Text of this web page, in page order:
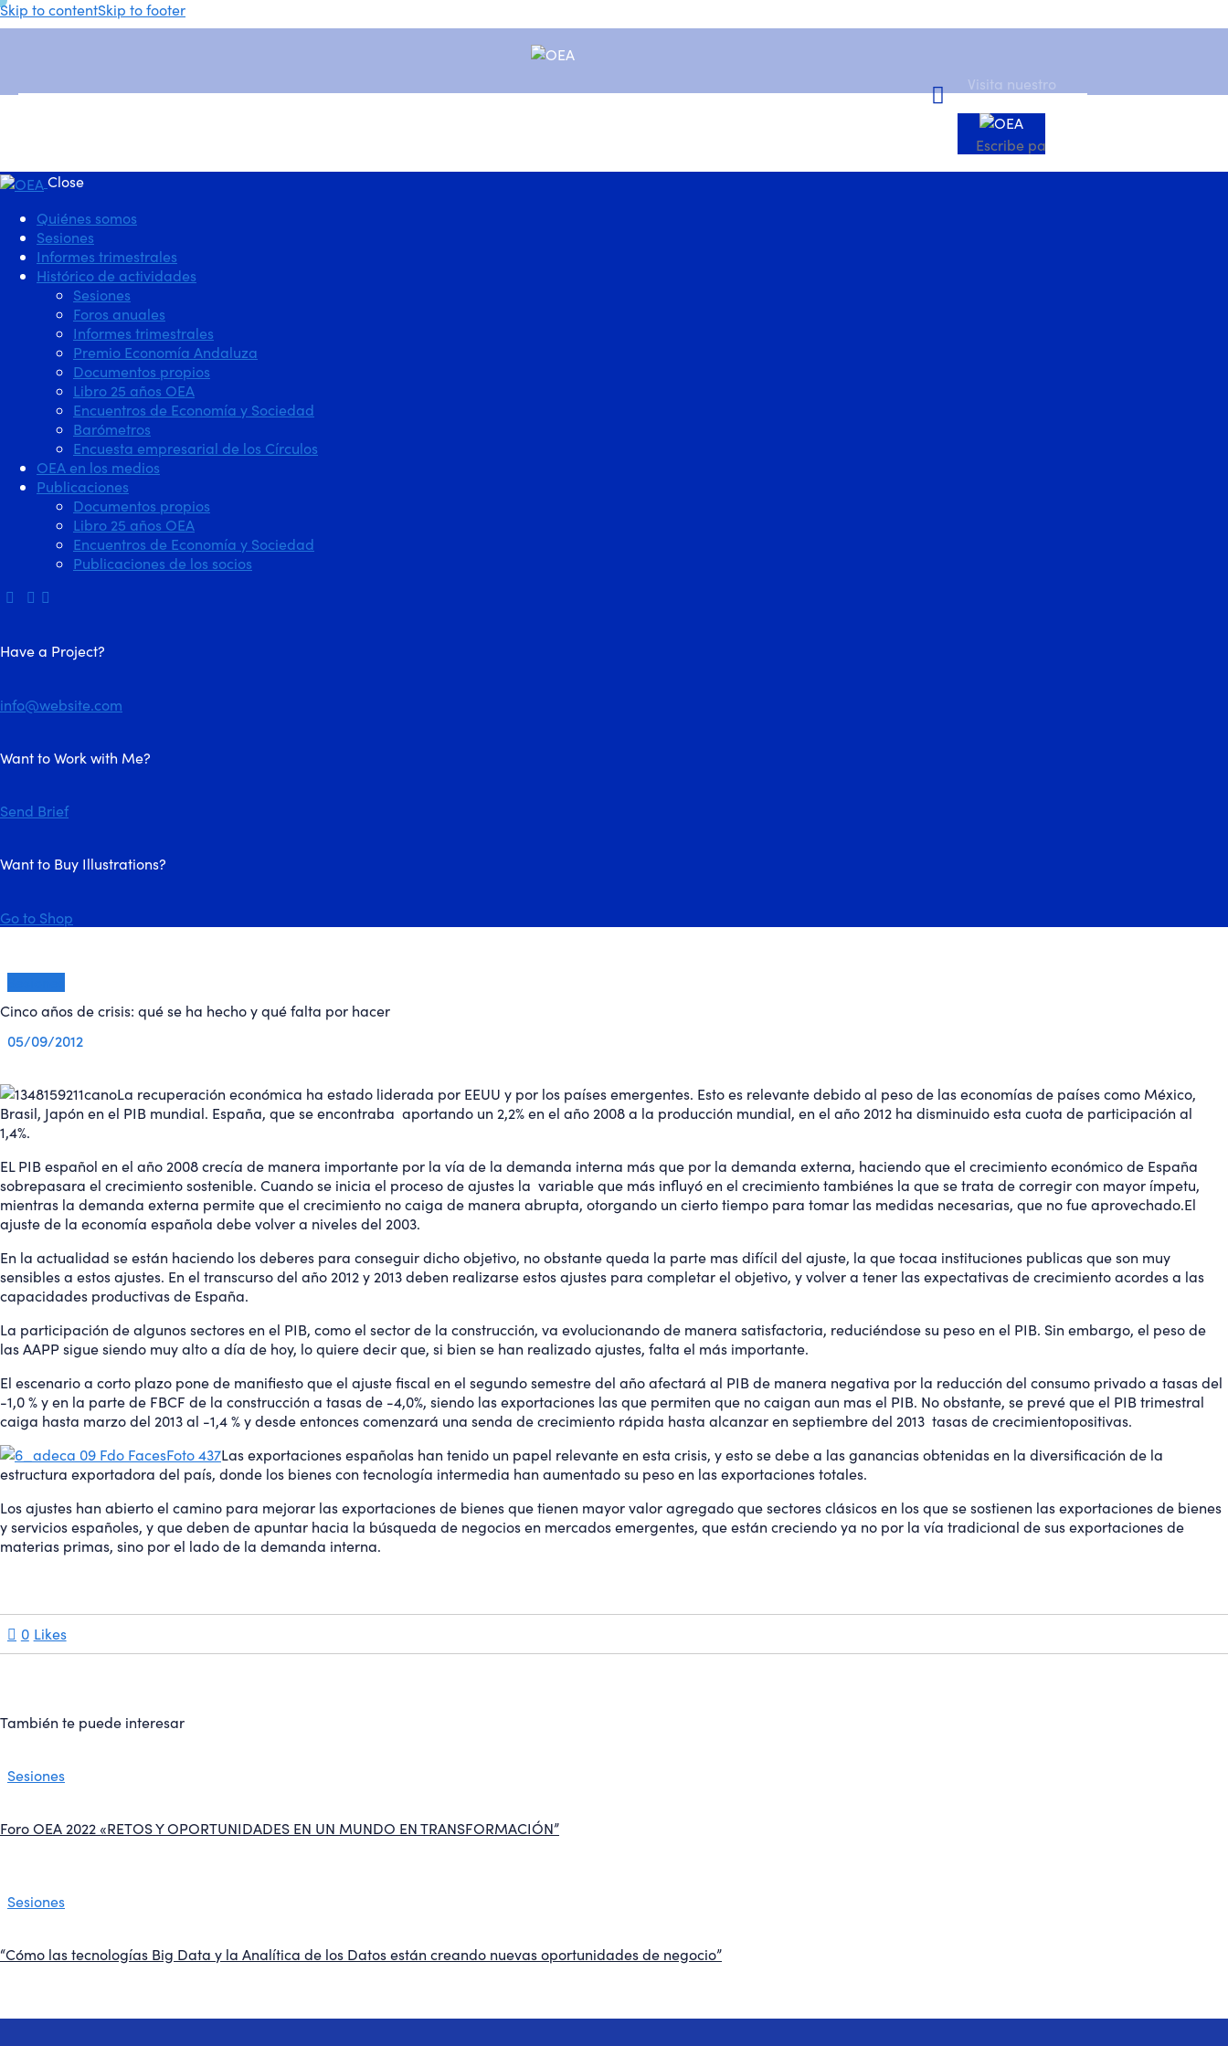
Skip to contentSkip to footer
Visita nuestro
Close
Quiénes somos
Sesiones
Informes trimestrales
Histórico de actividades
Sesiones
Foros anuales
Informes trimestrales
Premio Economía Andaluza
Documentos propios
Libro 25 años OEA
Encuentros de Economía y Sociedad
Barómetros
Encuesta empresarial de los Círculos
OEA en los medios
Publicaciones
Documentos propios
Libro 25 años OEA
Encuentros de Economía y Sociedad
Publicaciones de los socios
Have a Project?
info@website.com
Want to Work with Me?
Send Brief
Want to Buy Illustrations?
Go to Shop
Cinco años de crisis: qué se ha hecho y qué falta por hacer
05/09/2012
La recuperación económica ha estado liderada por EEUU y por los países emergentes. Esto es relevante debido al peso de las economías de países como México,
Brasil, Japón en el PIB mundial. España, que se encontraba aportando un 2,2% en el año 2008 a la producción mundial, en el año 2012 ha disminuido esta cuota de participación al
1,4%.
EL PIB español en el año 2008 crecía de manera importante por la vía de la demanda interna más que por la demanda externa, haciendo que el crecimiento económico de España
sobrepasara el crecimiento sostenible. Cuando se inicia el proceso de ajustes la variable que más influyó en el crecimiento tambiénes la que se trata de corregir con mayor ímpetu,
mientras la demanda externa permite que el crecimiento no caiga de manera abrupta, otorgando un cierto tiempo para tomar las medidas necesarias, que no fue aprovechado.El
ajuste de la economía española debe volver a niveles del 2003.
En la actualidad se están haciendo los deberes para conseguir dicho objetivo, no obstante queda la parte mas difícil del ajuste, la que tocaa instituciones publicas que son muy
sensibles a estos ajustes. En el transcurso del año 2012 y 2013 deben realizarse estos ajustes para completar el objetivo, y volver a tener las expectativas de crecimiento acordes a las
capacidades productivas de España.
La participación de algunos sectores en el PIB, como el sector de la construcción, va evolucionando de manera satisfactoria, reduciéndose su peso en el PIB. Sin embargo, el peso de
las AAPP sigue siendo muy alto a día de hoy, lo quiere decir que, si bien se han realizado ajustes, falta el más importante.
El escenario a corto plazo pone de manifiesto que el ajuste fiscal en el segundo semestre del año afectará al PIB de manera negativa por la reducción del consumo privado a tasas del
-1,0 % y en la parte de FBCF de la construcción a tasas de -4,0%, siendo las exportaciones las que permiten que no caigan aun mas el PIB. No obstante, se prevé que el PIB trimestral
caiga hasta marzo del 2013 al -1,4 % y desde entonces comenzará una senda de crecimiento rápida hasta alcanzar en septiembre del 2013 tasas de crecimientopositivas.
Las exportaciones españolas han tenido un papel relevante en esta crisis, y esto se debe a las ganancias obtenidas en la diversificación de la
estructura exportadora del país, donde los bienes con tecnología intermedia han aumentado su peso en las exportaciones totales.
Los ajustes han abierto el camino para mejorar las exportaciones de bienes que tienen mayor valor agregado que sectores clásicos en los que se sostienen las exportaciones de bienes
y servicios españoles, y que deben de apuntar hacia la búsqueda de negocios en mercados emergentes, que están creciendo ya no por la vía tradicional de sus exportaciones de
materias primas, sino por el lado de la demanda interna.
0 Likes
También te puede interesar
Sesiones
Foro OEA 2022 «RETOS Y OPORTUNIDADES EN UN MUNDO EN TRANSFORMACIÓN”
Sesiones
“Cómo las tecnologías Big Data y la Analítica de los Datos están creando nuevas oportunidades de negocio”